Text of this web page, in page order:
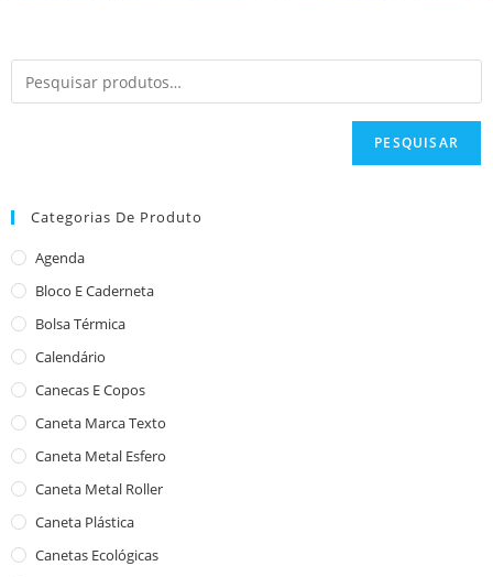
PESQUISAR
Categorias De Produto
Agenda
Bloco E Caderneta
Bolsa Térmica
Calendário
Canecas E Copos
Caneta Marca Texto
Caneta Metal Esfero
Caneta Metal Roller
Caneta Plástica
Canetas Ecológicas